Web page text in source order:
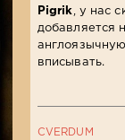
Pigrik , у нас
добавляется
вписывать.
CVERDUM